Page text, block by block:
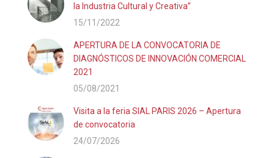
la Industria Cultural y Creativa”
15/11/2022
APERTURA DE LA CONVOCATORIA DE
DIAGNÓSTICOS DE INNOVACIÓN COMERCIAL
2021
05/08/2021
Visita a la feria SIAL PARIS 2026 – Apertura
de convocatoria
24/07/2026